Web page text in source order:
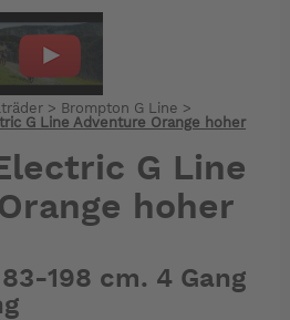
> Brompton G Line >
G Line Adventure Orange hoher
G Line
hoher
198 cm. 4 Gang